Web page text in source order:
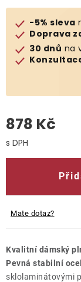
Naše katalogy
O nás
Kontakty
-5% sleva
Doprava
30 dnů na
878 Kč
Mate dotaz?
Kvalitní dámský
Pevná stabilní
sklolaminátovými